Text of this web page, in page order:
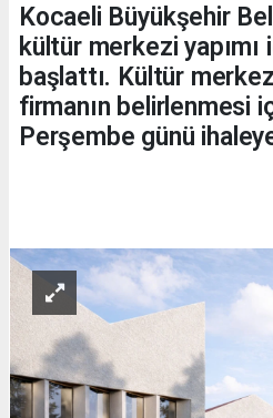
Kocaeli Büyükşehir
kültür merkezi
başlattı. Kültür
firmanın belirlenmesi
Perşembe günü